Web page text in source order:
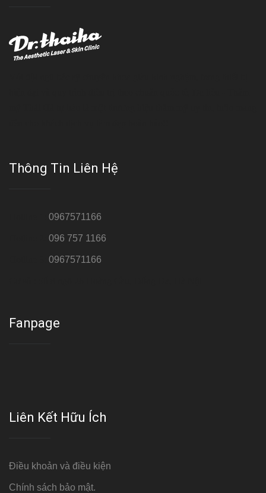
Thông Tin Liên Hệ
0967571166
096 757 1166
0967571166
Fanpage
Liên Kết Hữu Ích
Điều khoản và điều kiện
Chính sách bảo mật.